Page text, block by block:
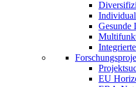
Gesunde
EU